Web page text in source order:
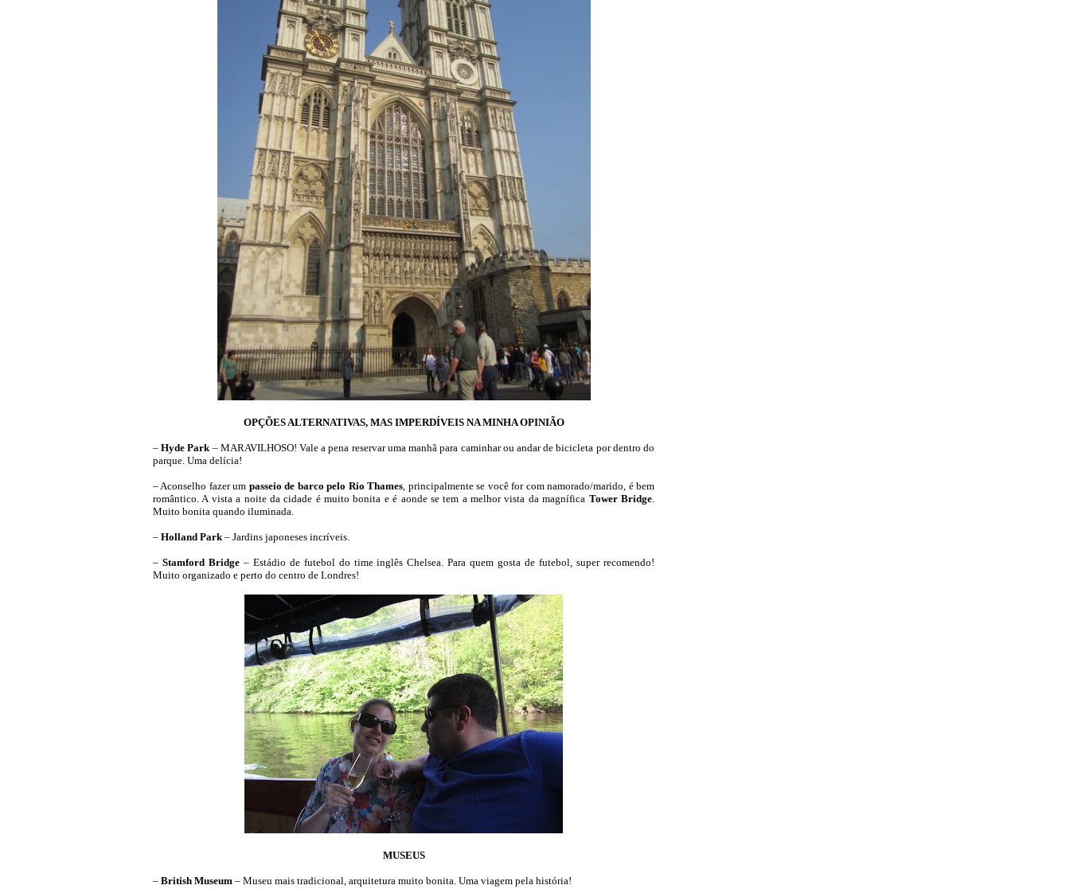
OPÇÕES ALTERNATIVAS, MAS IMPERDÍVEIS NA MINHA OPINIÃO
–Hyde Park– MARAVILHOSO! Vale a pena reservar uma manhã para caminhar ou andar de bicicleta por dentro do
parque. Uma delícia!
– Aconselho fazer um passeio de barco pelo Rio Thames, principalmente se você for com namorado/marido, é bem
romântico. A vista a noite da cidade é muito bonita e é aonde se tem a melhor vista da magnífica Tower Bridge.
Muito bonita quando iluminada.
– Holland Park– Jardins japoneses incríveis.
– Stamford Bridge– Estádio de futebol do time inglês Chelsea. Para quem gosta de futebol, super recomendo!
Muito organizado e perto do centro de Londres!
MUSEUS
– British Museum – Museu mais tradicional, arquitetura muito bonita. Uma viagem pela história!